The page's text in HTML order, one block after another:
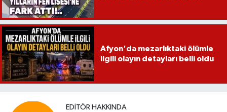
Afyon'da mezarlıktaki ölümle
ilgili olayın detayları belli oldu
EDITÖR HAKKINDA